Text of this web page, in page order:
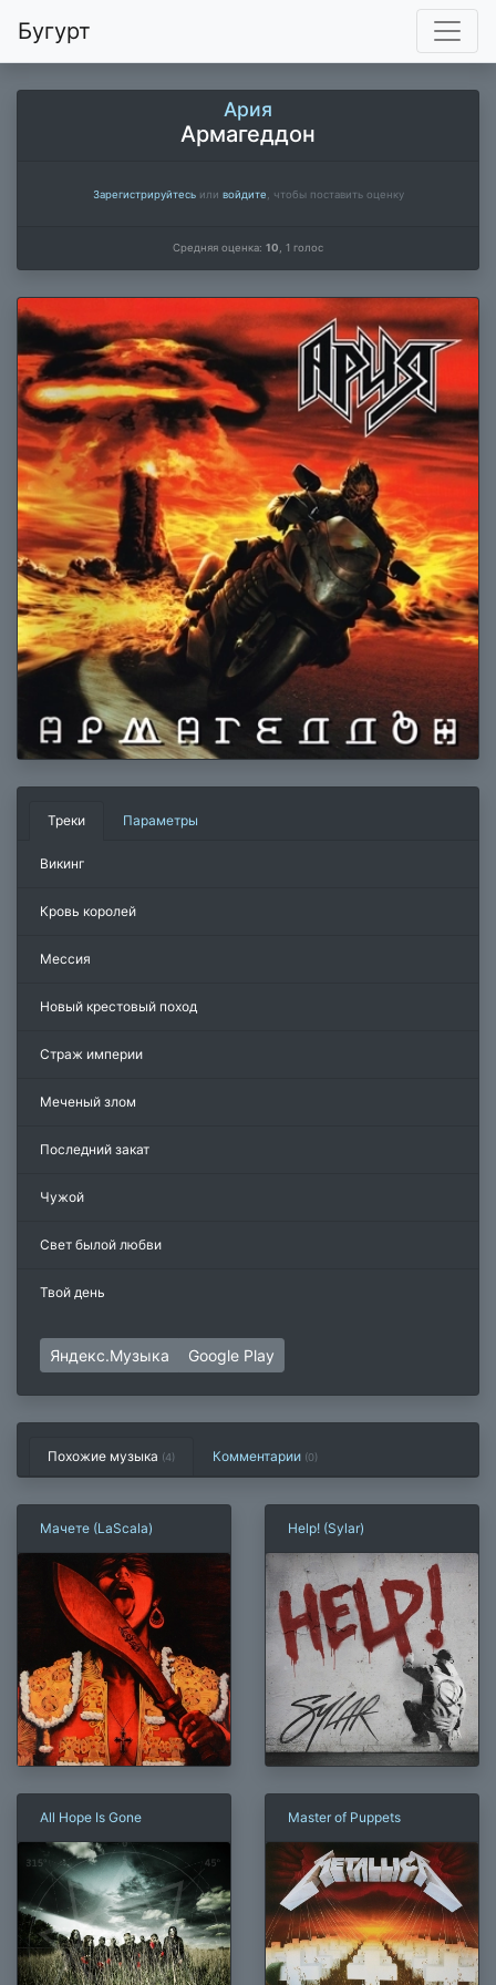
Бугурт
Ария
Армагеддон
Зарегистрируйтесьили войдите , чтобы поставить оценку
Средняя оценка: 10 1 голос
Треки Параметры
Викинг
Кровь королей
Мессия
Новый крестовый поход
Страж империи
Меченый злом
Последний закат
Чужой
Свет былой любви
Твой день
Яндекс.Музыка Google Play
Похожие музыка (4) Комментарии (0)
Мачете (LaScala) Help! (Sylar)
All Hope Is Gone Master of Puppets